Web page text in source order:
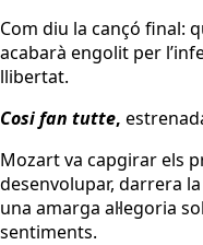
Com diu la cançó final:
acabarà engolit per
llibertat.
Cosi fan tutte,
Mozart va capgirar els
desenvolupar, darrera
una amarga al·legoria
sentiments.